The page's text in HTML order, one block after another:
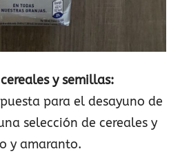
y semillas:
para el desayuno de
selección de cereales y
y amaranto.